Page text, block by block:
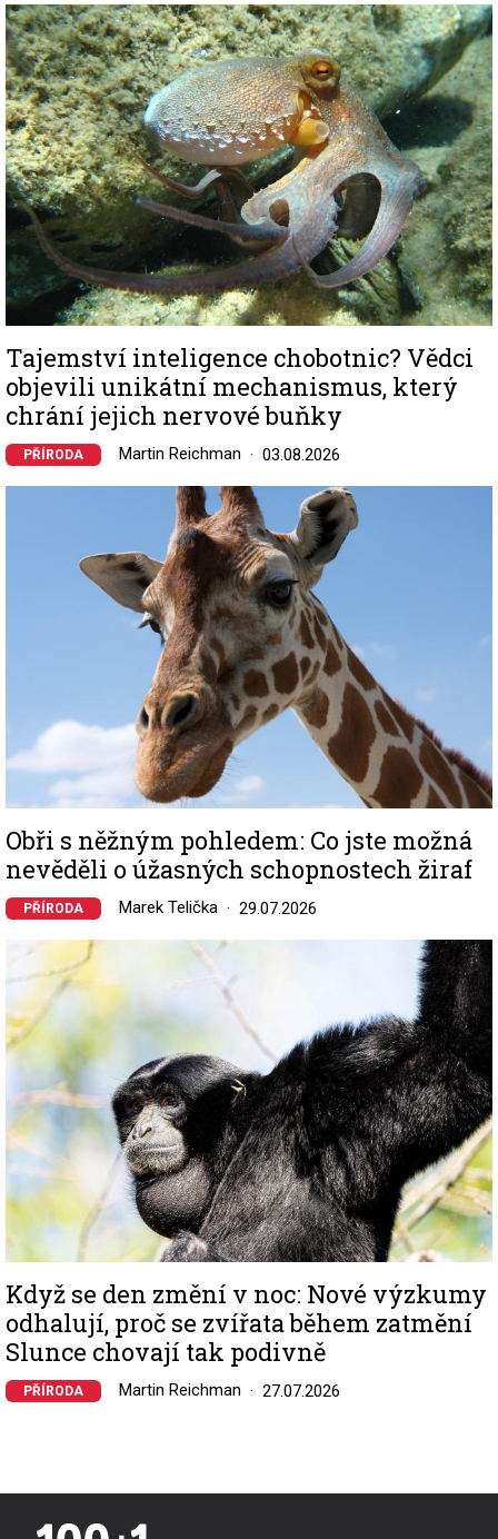
Image
Tajemství inteligence chobotnic? Vědci
objevili unikátní mechanismus, který
chrání jejich nervové buňky
PŘÍRODA Martin Reichman 03.08.2026
Obři s něžným pohledem: Co jste možná
nevěděli o úžasných schopnostech žiraf
PŘÍRODA Marek Telička 29.07.2026
Image
Když se den změní v noc: Nové výzkumy
odhalují, proč se zvířata během zatmění
Slunce chovají tak podivně
PŘÍRODA Martin Reichman 27.07.2026